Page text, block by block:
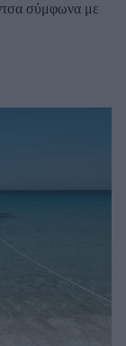
σύμφωνα με